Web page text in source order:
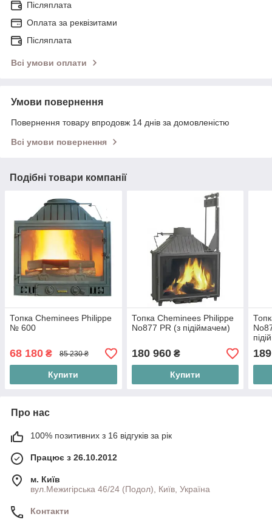
Післяплата
Оплата за реквізитами
Післяплата
Всі умови оплати
Умови повернення
Повернення товару впродовж 14 днів за домовленістю
Всі умови повернення
Подібні товари компанії
Топка Cheminees Philippe
№ 600
68 180 ₴ 85 230 ₴
Купити
Топка Cheminees Philippe
No877 PR (з підіймачем)
180 960₴
Купити
Про нас
100% позитивних з 16 відгуків за рік
Працює з 26.10.2012
м. Київ
вул.Межигірська 46/24 (Подол), Київ, Україна
Контакти